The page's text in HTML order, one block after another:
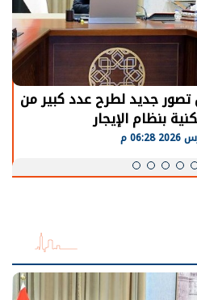
في قطاع الطاقة
معدلات الإنتاج الطبيعية